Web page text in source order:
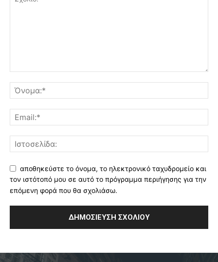
αποθηκεύστε το όνομα, το ηλεκτρονικό ταχυδρομείο και
τον ιστότοπό μου σε αυτό το πρόγραμμα περιήγησης για την
επόμενη φορά που θα σχολιάσω.